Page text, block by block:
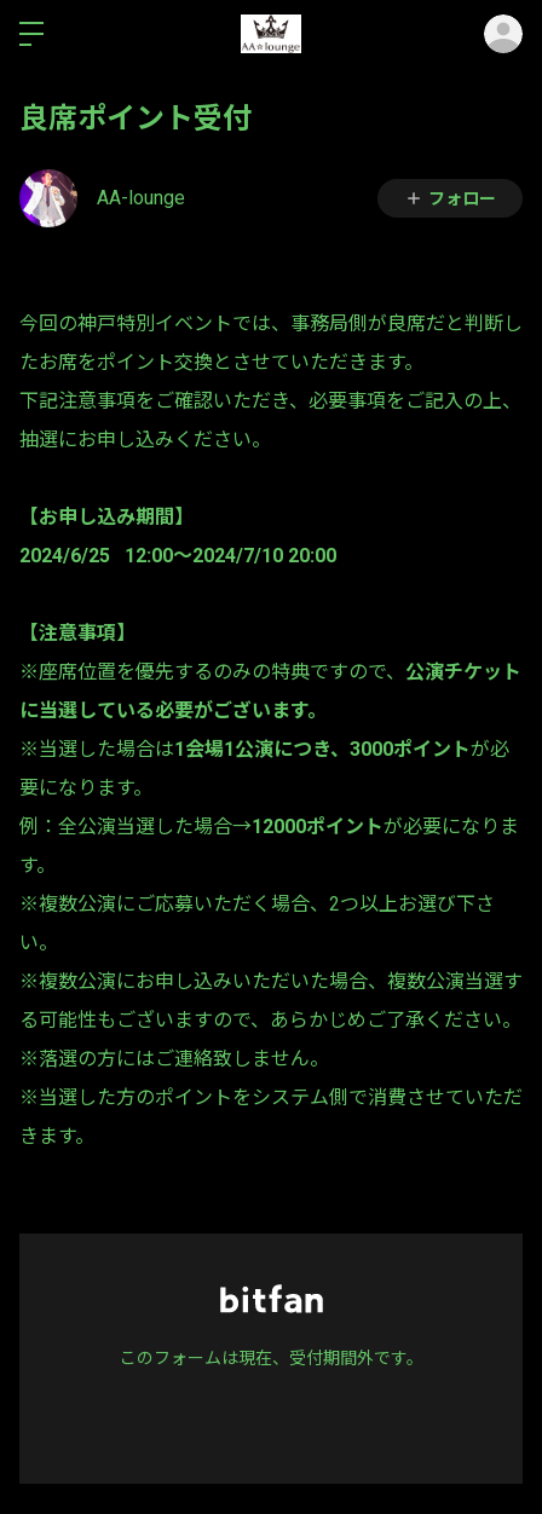
良席ポイント受付
AA-lounge フォロー
今回の神戸特別イベントでは、事務局側が良席だと判断し
たお席をポイント交換とさせていただきます。
下記注意事項をご確認いただき、必要事項をご記入の上、
抽選にお申し込みください。
【お申し込み期間】
2024/6/25 12:00〜2024/7/10 20:00
【注意事項】
※座席位置を優先するのみの特典ですので、 公演チケット
に当選している必要がございます。
※当選した場合は1会場1公演につき、3000ポイントが必
要になります。
例：全公演当選した場合→12000ポイントが必要になりま
す。
※複数公演にご応募いただく場合、2つ以上お選び下さ
い。
※複数公演にお申し込みいただいた場合、複数公演当選す
る可能性もございますので、あらかじめご了承ください。
※落選の方にはご連絡致しません。
※当選した方のポイントをシステム側で消費させていただ
きます。
このフォームは現在、受付期間外です。